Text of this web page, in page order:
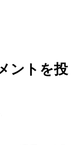
ントを投